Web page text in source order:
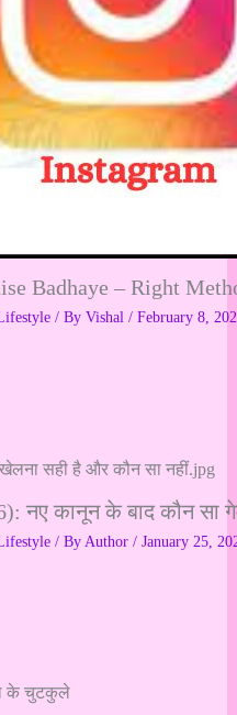
Badhaye – Right
/ By Vishal / February 8,
नए कानून के बाद कौन सा
/ By Author / January 25,